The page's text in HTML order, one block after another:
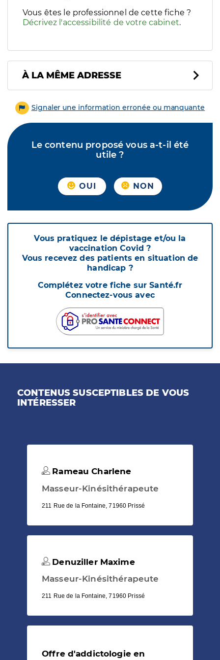
Vous êtes le professionnel de cette fiche ?
Décrivez l'accessibilité de votre cabinet.
À LA MÊME ADRESSE
Signaler une information erronée ou manquante
Le contenu proposé vous a-t-il été
utile ?
OUI NON
Vous pratiquez le dépistage et/ou la
vaccination Covid ?
Vous recevez des patients en situation de
handicap ?
Complétez votre fiche sur Santé.fr
Connectez-vous avec
CONTENUS SUSCEPTIBLES DE VOUS
INTÉRESSER
Rameau Charlene
Masseur-Kinésithérapeute
211 Rue de la Fontaine, 71960 Prissé
Denuziller Maxime
Masseur-Kinésithérapeute
211 Rue de la Fontaine, 71960 Prissé
Offre d'addictologie en